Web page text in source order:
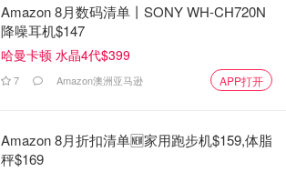
Amazon 8月数码清单丨SONY WH-CH720N
降噪耳机$147
哈曼卡顿 水晶4代$399
7 Amazon澳洲亚马逊 APP打开
Amazon 8月折扣清单🆕家用跑步机$159,体脂
秤$169